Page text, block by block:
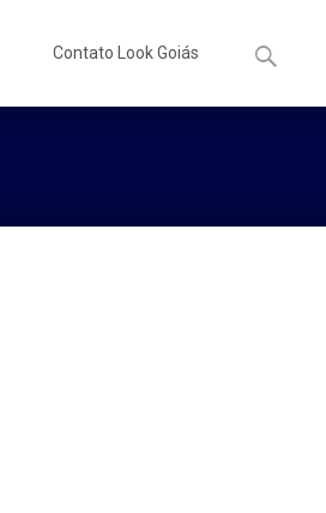
Contato Look Goiás
por: